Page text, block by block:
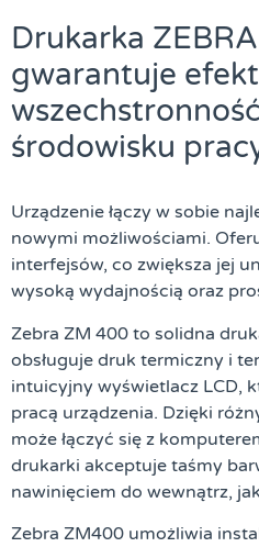
Drukarka
gwarantuje
środowisku
Urządzenie łączy w sobie
nowymi możliwościami.
interfejsów, co zwiększa jej
wysoką wydajnością oraz
Zebra ZM 400 to solidna
obsługuje druk termiczny i
intuicyjny wyświetlacz LCD,
pracą urządzenia. Dzięki
może łączyć się z
drukarki akceptuje taśmy
nawinięciem do wewnątrz,
Zebra ZM400 umożliwia